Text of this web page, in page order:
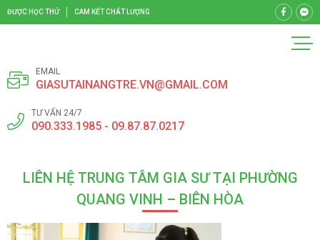
ĐƯỢC HỌC THỬ CAM KẾT CHẤT LƯỢNG
EMAIL
GIASUTAINANGTRE.VN@GMAIL.COM
TƯ VẤN 24/7
090.333.1985 - 09.87.87.0217
LIÊN HỆ TRUNG TÂM GIA SƯ TẠI PHƯỜNG
QUANG VINH – BIÊN HÒA